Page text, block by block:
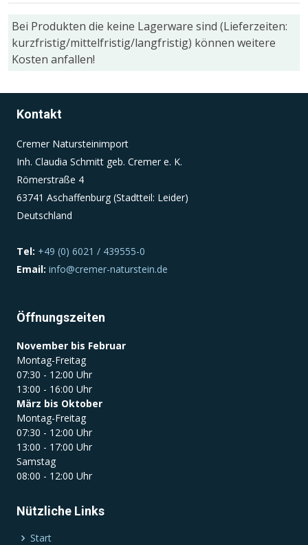
Bei Produkten die keine Lagerware sind (Lieferzeiten:
kurzfristig/mittelfristig/langfristig) können weitere
Kosten anfallen!
Kontakt
Cremer Natursteinimport
Inh. Claudia Schmitt geb. Cremer e. K.
Römerstraße 4
63741 Aschaffenburg (Stadtteil: Leider)
Deutschland
Tel: +49 (0) 6021 / 439555-0
Email: info@cremer-naturstein.de
Öffnungszeiten
November bis Februar
Montag-Freitag
07:30 - 12:00 Uhr
13:00 - 16:00 Uhr
März bis Oktober
Montag-Freitag
07:30 - 12:00 Uhr
13:00 - 17:00 Uhr
Samstag
08:00 - 12:00 Uhr
Nützliche Links
Start
cookie_consent
Zweck:
Dieser Cookie speichert die ausgewählten
Cookie Laufzeit:
1 Jahr